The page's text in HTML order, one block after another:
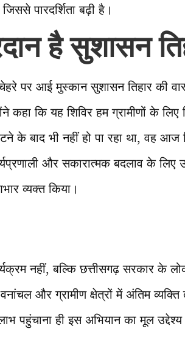
पारदर्शिता बढ़ी है।
है सुशासन
पर आई मुस्कान सुशासन तिहार की
कहा कि यह शिविर हम ग्रामीणों के
के बाद भी नहीं हो पा रहा था, वह आज
और सकारात्मक बदलाव के लिए
व्यक्त किया।
नहीं, बल्कि छत्तीसगढ़ सरकार के
और ग्रामीण क्षेत्रों में अंतिम व्यक्ति
पहुंचाना ही इस अभियान का मूल